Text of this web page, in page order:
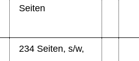
Seiten
234 Seiten, s/w,